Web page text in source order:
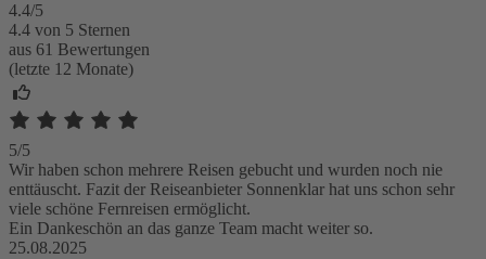
4.4/5
4.4 von 5 Sternen
aus 61 Bewertungen
(letzte 12 Monate)
5/5
Wir haben schon mehrere Reisen gebucht und wurden noch nie
enttäuscht. Fazit der Reiseanbieter Sonnenklar hat uns schon sehr
viele schöne Fernreisen ermöglicht.
Ein Dankeschön an das ganze Team macht weiter so.
25.08.2025